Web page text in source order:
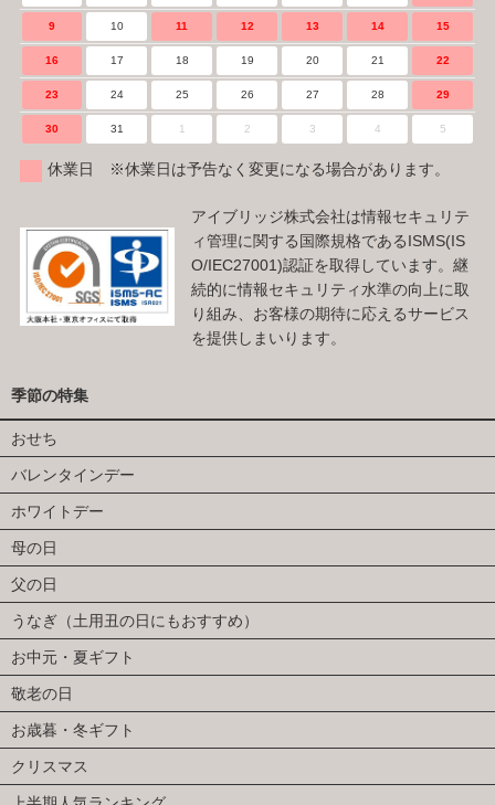
9 10 11 12 13 14 15
16 17 18 19 20 21 22
23 24 25 26 27 28 29
30 31 1 2 3 4 5
休業日 ※休業日は予告なく変更になる場合があります。
アイブリッジ株式会社は情報セキュリテ
ィ管理に関する国際規格であるISMS(IS
O/IEC27001)認証を取得しています。継
続的に情報セキュリティ水準の向上に取
り組み、お客様の期待に応えるサービス
を提供しまいります。
季節の特集
おせち
バレンタインデー
ホワイトデー
母の日
父の日
うなぎ（土用丑の日にもおすすめ）
お中元・夏ギフト
敬老の日
お歳暮・冬ギフト
クリスマス